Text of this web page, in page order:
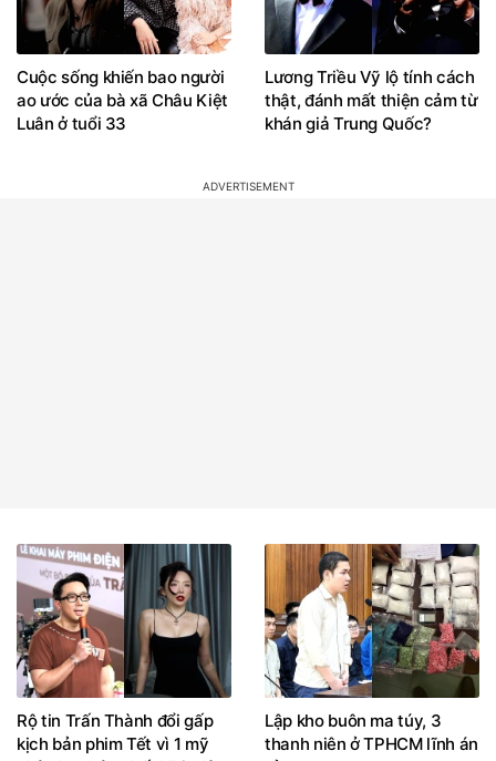
Cuộc sống khiến bao người
ao ước của bà xã Châu Kiệt
Luân ở tuổi 33
Lương Triều Vỹ lộ tính cách
thật, đánh mất thiện cảm từ
khán giả Trung Quốc?
Rộ tin Trấn Thành đổi gấp
kịch bản phim Tết vì 1 mỹ
Lập kho buôn ma túy, 3
thanh niên ở TPHCM lĩnh án